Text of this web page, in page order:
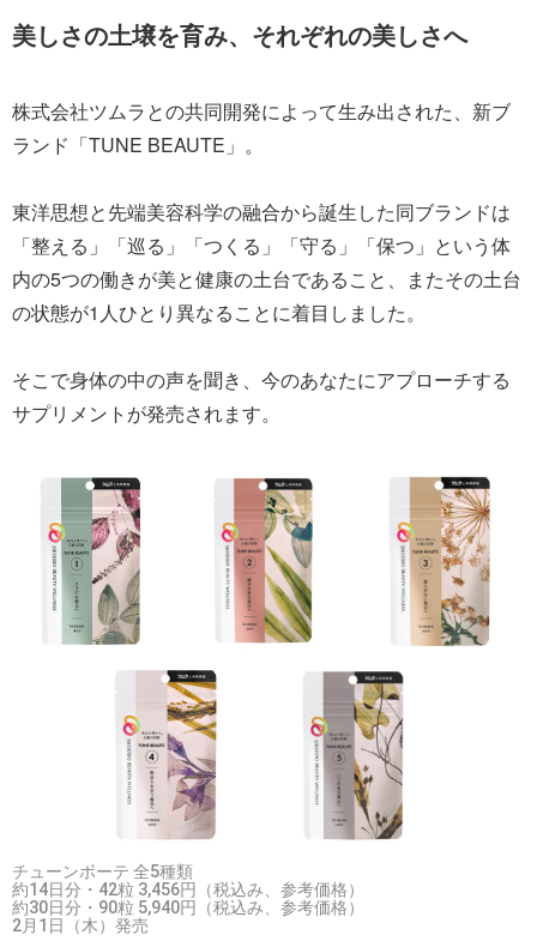
美しさの土壌を育み、それぞれの美しさへ
株式会社ツムラとの共同開発によって生み出された、新ブ
ランド「TUNE BEAUTE」。
東洋思想と先端美容科学の融合から誕生した同ブランドは
「整える」「巡る」「つくる」「守る」「保つ」という体
内の5つの働きが美と健康の土台であること、またその土台
の状態が1人ひとり異なることに着目しました。
そこで身体の中の声を聞き、今のあなたにアプローチする
サプリメントが発売されます。
チューンボーテ 全5種類
約14日分・42粒 3,456円（税込み、参考価格）
約30日分・90粒 5,940円（税込み、参考価格）
2月1日（木）発売